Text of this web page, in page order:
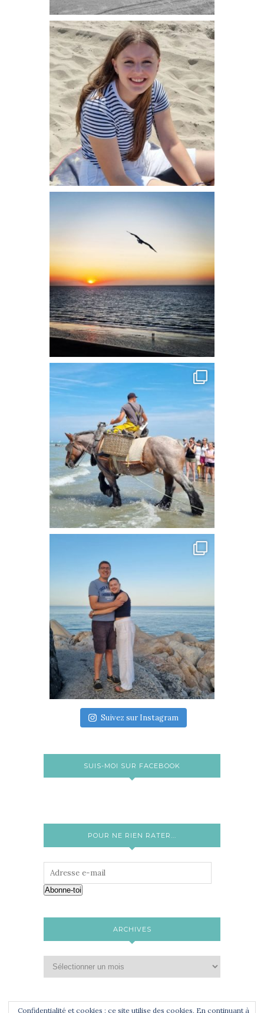
Suivez sur Instagram
SUIS-MOI SUR FACEBOOK
POUR NE RIEN RATER...
Abonne-toi
ARCHIVES
Confidentialité et cookies : ce site utilise des cookies. En continuant à